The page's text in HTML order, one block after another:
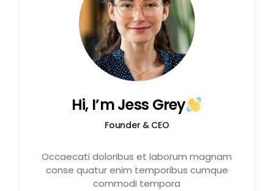
Hi, I’m Jess Grey
Founder & CEO
Occaecati doloribus et laborum magnam
conse quatur enim temporibus cumque
commodi tempora